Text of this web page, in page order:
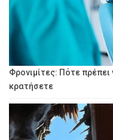
Φρονιμίτες: Πότε
κρατήσετε